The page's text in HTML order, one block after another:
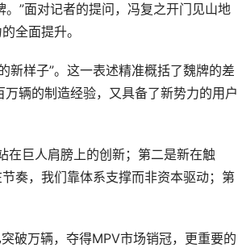
”面对记者的提问，冯复之开门见山地
全面提升。
新样子”。这一表述精准概括了魏牌的差
辆的制造经验，又具备了新势力的用户
在巨人肩膀上的创新；第二是新在触
奏，我们靠体系支撑而非资本驱动；第
破万辆，夺得MPV市场销冠，更重要的